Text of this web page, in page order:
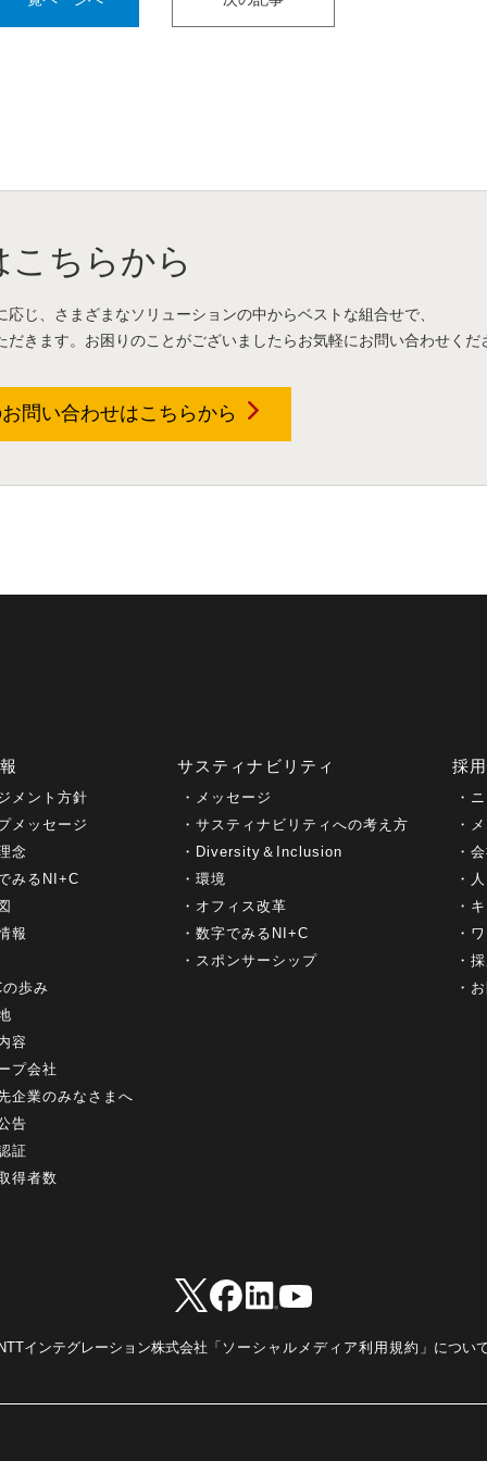
こちらから
応じ、さまざまなソリューションの中からベストな組合せで、
だきます。お困りのことがございましたらお気軽にお問い合わせくだ
問い合わせはこちらから
メント方針
メッセージ
念
みるNI+C
報
歩み
容
プ会社
企業のみなさまへ
告
証
得者数
サスティナビリティ
メッセージ
サスティナビリティへの考え方
Diversity＆Inclusion
環境
オフィス改革
数字でみるNI+C
スポンサーシップ
採
インテグレーション株式会社「 ソーシャルメディア利用規約 」につい